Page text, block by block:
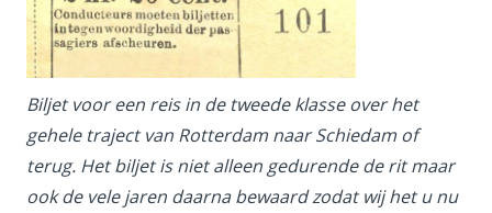
Biljet voor een reis in de tweede klasse over het
gehele traject van Rotterdam naar Schiedam of
terug. Het biljet is niet alleen gedurende de rit maar
ook de vele jaren daarna bewaard zodat wij het u nu